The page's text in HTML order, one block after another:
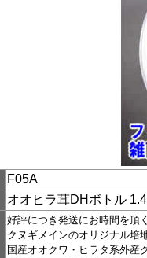
F05A
オオヒラ茸DHボトル
好評につき発送にお時間を頂
クヌギメインのオリジナル培
国産オオクワ・ヒラタ系外産